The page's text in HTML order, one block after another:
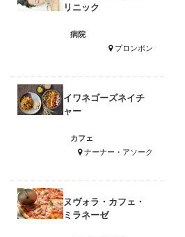
リニック
病院
プロンポン
イワネゴーズネイチ
ャー
カフェ
ナーナー・アソーク
ヌヴォラ・カフェ・
ミラネーゼ